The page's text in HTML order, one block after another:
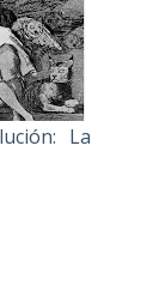
La